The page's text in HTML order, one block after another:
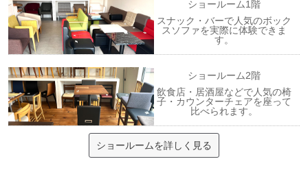
ショールーム1階
スナック・バーで人気のボック
スソファを実際に体験できま
す。
ショールーム2階
飲食店・居酒屋などで人気の椅
子・カウンターチェアを座って
比べられます。
ショールームを詳しく見る